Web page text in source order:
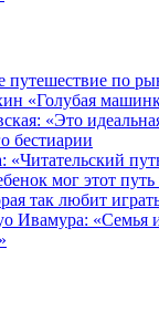
путешествие по
«Голубая
«Это
бестиарии
«Читательский
мог этот
так любит
Ивамура: «Семья